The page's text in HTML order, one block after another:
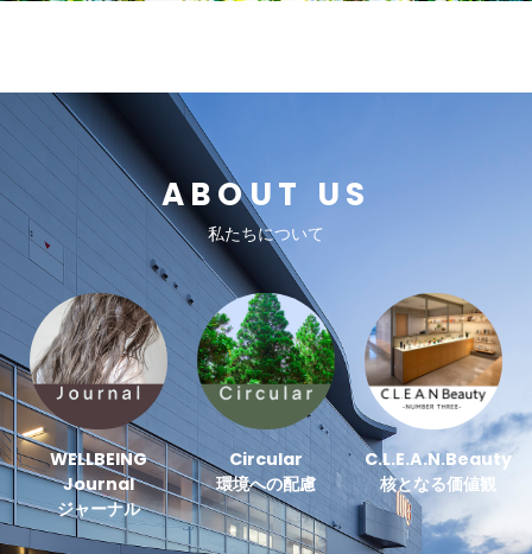
ABOUT US
私たちについて
WELLBEING
Journal
ジャーナル
Circular
環境への配慮
C.L.E.A.N.Beauty
核となる価値観